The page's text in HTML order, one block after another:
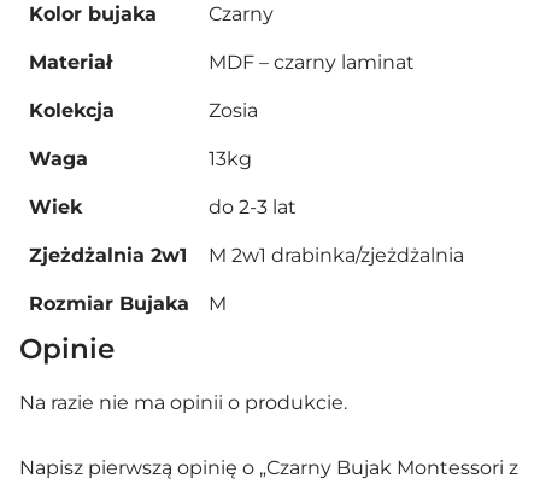
Kolor bujaka Czarny
Materiał MDF – czarny laminat
Kolekcja Zosia
Waga 13kg
Wiek do 2-3 lat
Zjeżdżalnia 2w1 M 2w1 drabinka/zjeżdżalnia
Rozmiar Bujaka M
Opinie
Na razie nie ma opinii o produkcie.
Napisz pierwszą opinię o „Czarny Bujak Montessori z